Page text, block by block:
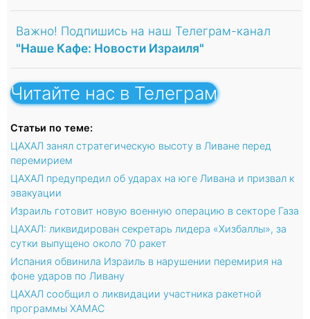
Важно! Подпишись на наш Телеграм-канал
"Наше Кафе: Новости Израиля"
Читайте нас в Телеграм
Статьи по теме:
ЦАХАЛ занял стратегическую высоту в Ливане перед
перемирием
ЦАХАЛ предупредил об ударах на юге Ливана и призвал к
эвакуации
Израиль готовит новую военную операцию в секторе Газа
ЦАХАЛ: ликвидирован секретарь лидера «Хизбаллы», за
сутки выпущено около 70 ракет
Испания обвинила Израиль в нарушении перемирия на
фоне ударов по Ливану
ЦАХАЛ сообщил о ликвидации участника ракетной
программы ХАМАС